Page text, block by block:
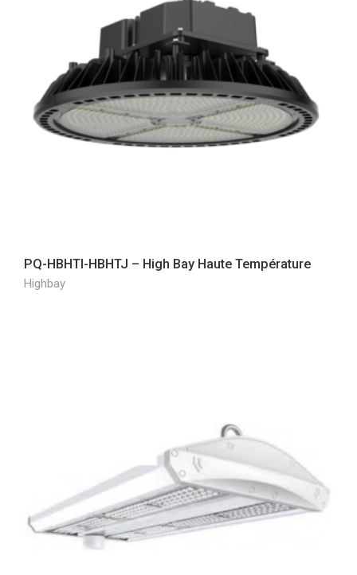
PQ-HBHTI-HBHTJ – High Bay Haute Température
Highbay